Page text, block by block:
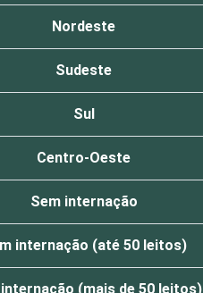
Nordeste
Sudeste
Sul
Centro-Oeste
Sem internação
internação (até 50 leitos)
(mais de 50 leitos)